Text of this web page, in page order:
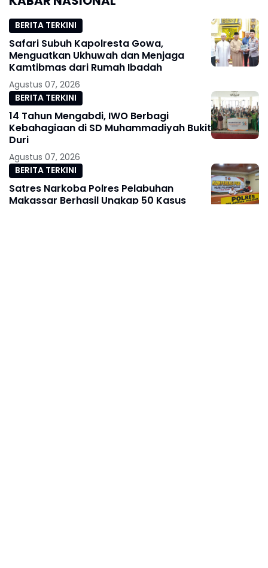
BERITA TERKINI
Safari Subuh Kapolresta Gowa,
Menguatkan Ukhuwah dan Menjaga
Kamtibmas dari Rumah Ibadah
Agustus 07, 2026
BERITA TERKINI
14 Tahun Mengabdi, IWO Berbagi
Kebahagiaan di SD Muhammadiyah Bukit
Duri
Agustus 07, 2026
BERITA TERKINI
Satres Narkoba Polres Pelabuhan
Makassar Berhasil Ungkap 50 Kasus